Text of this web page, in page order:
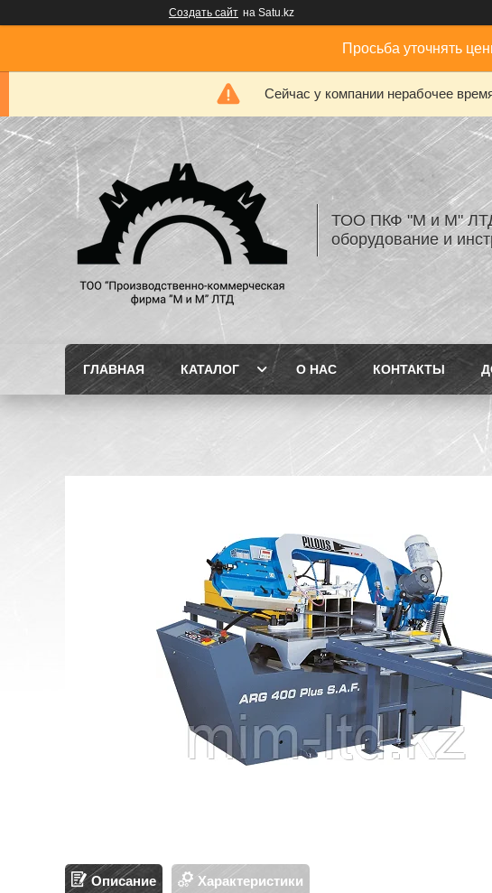
Создать сайт на Satu.kz
Просьба уточнять
Сейчас у компании нерабочее
ТОО ПКФ "М и М"
оборудование и
ГЛАВНАЯ КАТАЛОГ О НАС КОНТАКТЫ
Описание Характеристики